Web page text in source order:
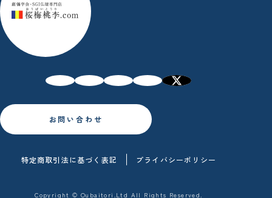
Copyright © Oubaitori.Ltd All Rights Reserved.
お問い合わせ
特定商取引法に基づく表記 プライバシーポリシー